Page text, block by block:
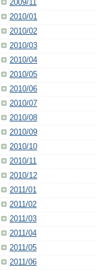
2009/11
2010/01
2010/02
2010/03
2010/04
2010/05
2010/06
2010/07
2010/08
2010/09
2010/10
2010/11
2010/12
2011/01
2011/02
2011/03
2011/04
2011/05
2011/06